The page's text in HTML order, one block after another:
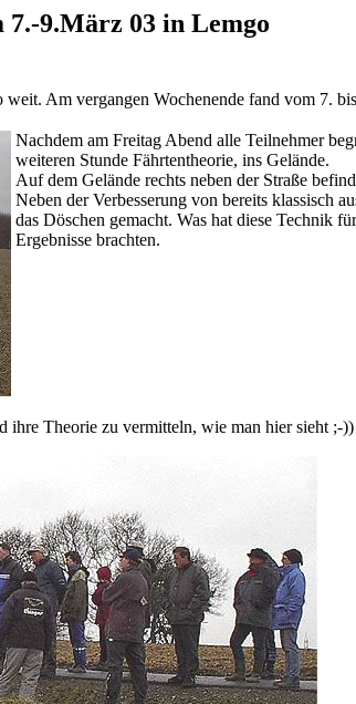
9.März 03 in Lemgo
Am vergangen Wochenende fand vom 7.
Nachdem am Freitag Abend alle Teilnehmer
weiteren Stunde Fährtentheorie, ins Gelände.
Auf dem Gelände rechts neben der Straße
Neben der Verbesserung von bereits klassisch
das Döschen gemacht. Was hat diese Technik
Ergebnisse brachten.
ihre Theorie zu vermitteln, wie man hier sieht ;-))